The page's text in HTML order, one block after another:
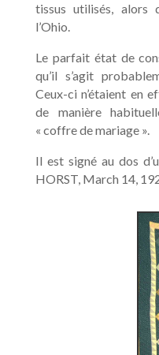
tissus utilisés, alors
l’Ohio.
Le parfait état de
qu’il s’agit
Ceux-ci n’étaient en
de manière
« coffre de mariage ».
Il est signé au dos
HORST, March 14,